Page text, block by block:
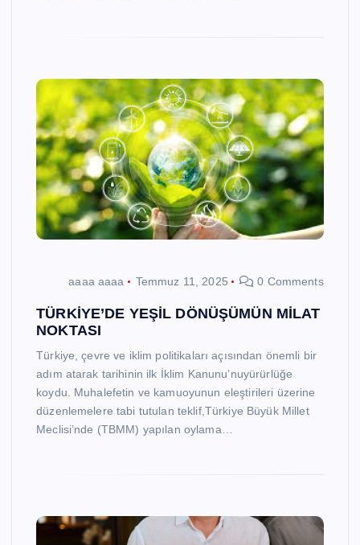
aaaa aaaa Temmuz 11, 2025 0 Comments
TÜRKİYE’DE YEŞİL DÖNÜŞÜMÜN MİLAT
NOKTASI
Türkiye, çevre ve iklim politikaları açısından önemli bir
adım atarak tarihinin ilk İklim Kanunu’nuyürürlüğe
koydu. Muhalefetin ve kamuoyunun eleştirileri üzerine
düzenlemelere tabi tutulan teklif,Türkiye Büyük Millet
Meclisi’nde (TBMM) yapılan oylama…